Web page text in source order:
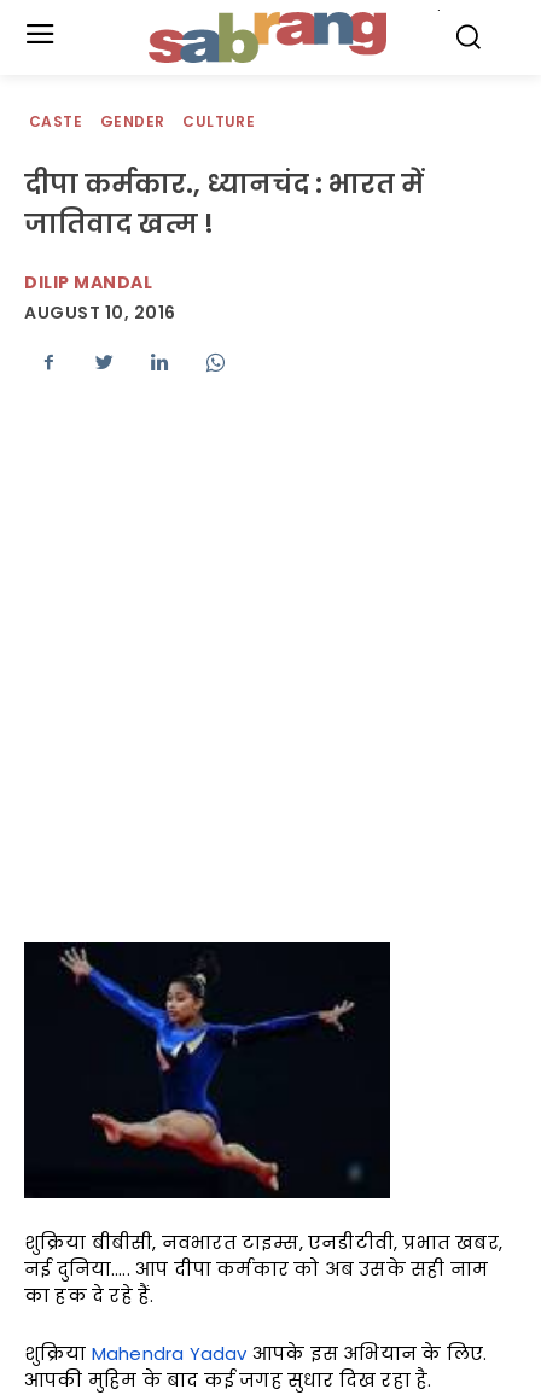
CASTE GENDER CULTURE
दीपा कर्मकार., ध्यानचंद : भारत में
जातिवाद खत्म !
DILIP MANDAL
AUGUST 10, 2016
शुक्रिया बीबीसी, नवभारत टाइम्स, एनडीटीवी, प्रभात खबर,
नई दुनिया….. आप दीपा कर्मकार को अब उसके सही नाम
का हक दे रहे हैं.
शुक्रिया Mahendra Yadav आपके इस अभियान के लिए.
आपकी मुहिम के बाद कई जगह सुधार दिख रहा है.